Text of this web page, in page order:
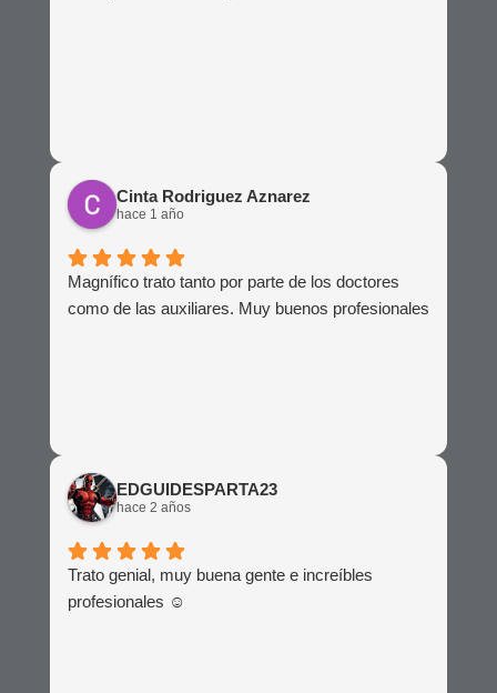
Cinta Rodriguez Aznarez
hace 1 año
Magnífico trato tanto por parte de los doctores
como de las auxiliares. Muy buenos profesionales
EDGUIDESPARTA23
hace 2 años
Trato genial, muy buena gente e increíbles
profesionales ☺️